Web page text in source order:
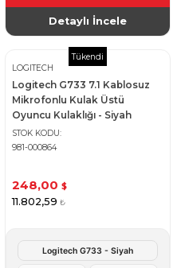
Detaylı İncele
Tükendi
LOGITECH
Logitech G733 7.1 Kablosuz
Mikrofonlu Kulak Üstü
Oyuncu Kulaklığı - Siyah
STOK KODU
981-000864
248,00 $
11.802,59 ₺
Logitech G733 - Siyah